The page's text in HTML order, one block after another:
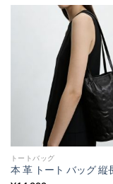
トートバッグ